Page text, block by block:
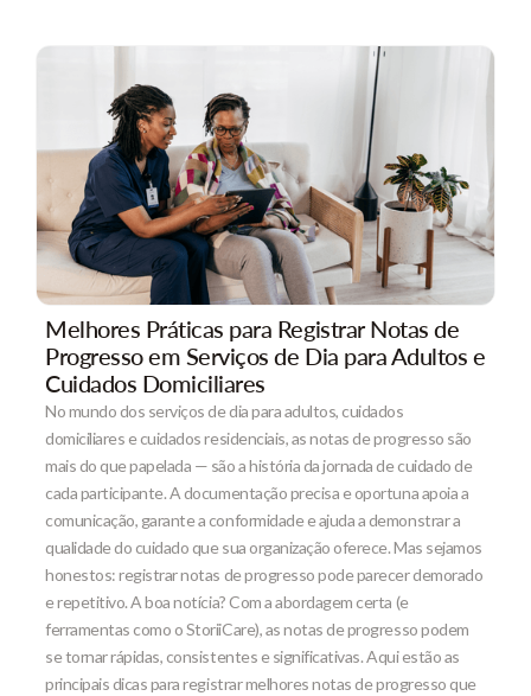
Melhores Práticas para Registrar Notas de
Progresso em Serviços de Dia para Adultos e
Cuidados Domiciliares
No mundo dos serviços de dia para adultos, cuidados
domiciliares e cuidados residenciais, as notas de progresso são
mais do que papelada — são a história da jornada de cuidado de
cada participante. A documentação precisa e oportuna apoia a
comunicação, garante a conformidade e ajuda a demonstrar a
qualidade do cuidado que sua organização oferece. Mas sejamos
honestos: registrar notas de progresso pode parecer demorado
e repetitivo. A boa notícia? Com a abordagem certa (e
ferramentas como o StoriiCare), as notas de progresso podem
se tornar rápidas, consistentes e significativas. Aqui estão as
principais dicas para registrar melhores notas de progresso que